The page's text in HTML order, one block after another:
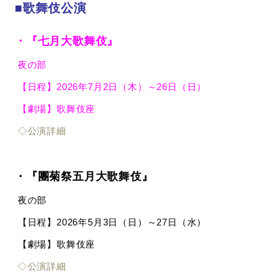
■歌舞伎公演
・『七月大歌舞伎』
夜の部
【日程】2026年7月2日（木）～26日（日）
【劇場】歌舞伎座
◇公演詳細
・『團菊祭五月大歌舞伎』
夜の部
【日程】2026年5月3日（日）～27日（水）
【劇場】歌舞伎座
◇公演詳細